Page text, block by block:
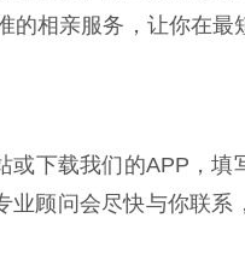
相亲服务，让你在最
下载我们的APP，填
业顾问会尽快与你联系